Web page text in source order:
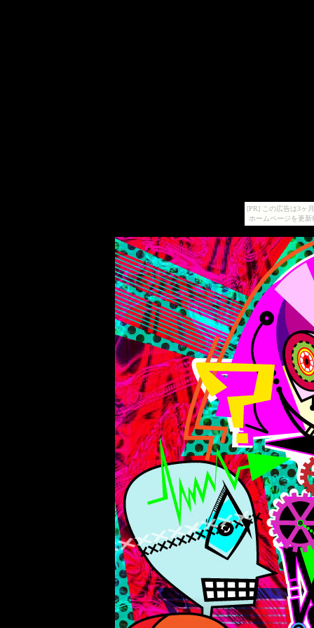
[PR] この広告は3ヶ
ホームページを更